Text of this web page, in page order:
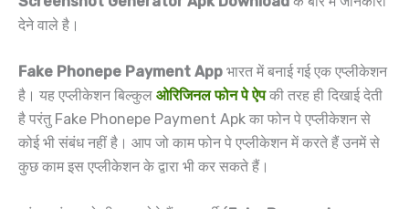
देने वाले है।
Fake Phonepe Payment App भारत में बनाई गई एक एप्लीकेशन
है। यह एप्लीकेशन बिल्कुल ओरिजिनल फोन पे ऐपकी तरह ही दिखाई देती
है परंतु Fake Phonepe Payment Apk का फोन पे एप्लीकेशन से
कोई भी संबंध नहीं है। आप जो काम फोन पे एप्लीकेशन में करते हैं उनमें से
कुछ काम इस एप्लीकेशन के द्वारा भी कर सकते हैं।